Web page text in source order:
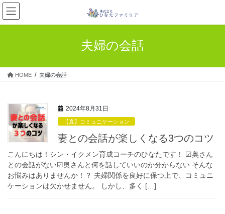
コ
ン
テ
ス
ナ
ビ
ゲ
ン
夫婦の会話
HOME 夫婦の会話
2024年8月31日
【真】コミュニケーション
妻との会話が楽しくなる3つのコツ
こんにちは！シン・イクメン育成コーチのひなたです！ ☑奥さん
との会話がない☑奥さんと何を話していいのか分からない そんな
お悩みはありませんか！？ 夫婦関係を良好に保つ上で、コミュニ
ケーションは欠かせません。 しかし、多く […]